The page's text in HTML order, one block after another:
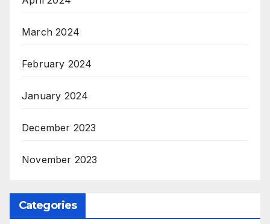
March 2024
February 2024
January 2024
December 2023
November 2023
Categories